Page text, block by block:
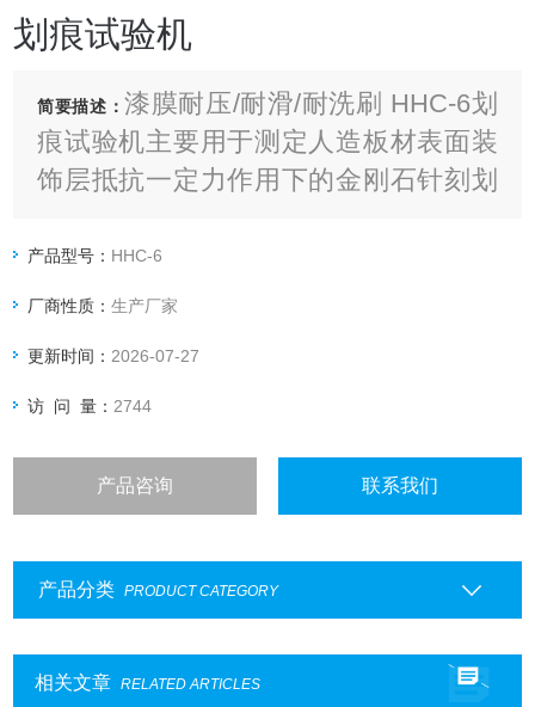
划痕试验机
简要描述： 漆膜耐压/耐滑/耐洗刷 HHC-6划
痕试验机主要用于测定人造板材表面装
饰层抵抗一定力作用下的金刚石针刻划
产品型号： HHC-6
厂商性质：生产厂家
更新时间： 2026-07-27
访 问 量： 2744
产品咨询 联系我们
产品分类 PRODUCT CATEGORY
相关文章 RELATED ARTICLES